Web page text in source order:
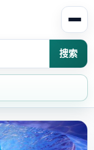
搜索